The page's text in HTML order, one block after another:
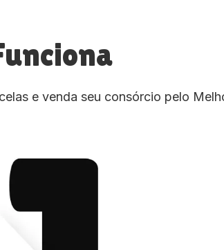
e venda seu consórcio pelo